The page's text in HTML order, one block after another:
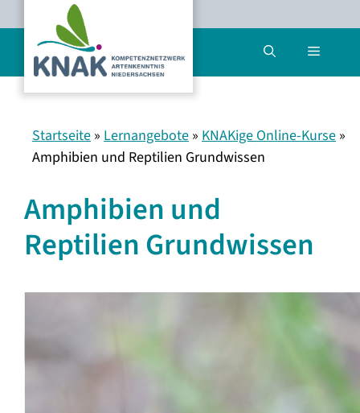
Inhalt
springen
Menü
Startseite » Lernangebote » KNAKige Online-Kurse »
Amphibien und Reptilien Grundwissen
Amphibien und
Reptilien Grundwissen